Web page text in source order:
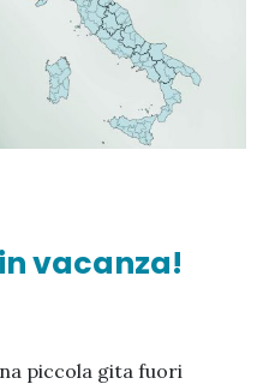
vacanza!
piccola gita fuori